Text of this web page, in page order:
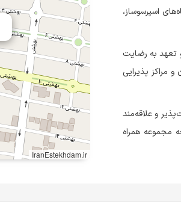
اسپرسوساز،
تعهد به رضایت
مراکز پذیرایی
و علاقه‌مند
مجموعه همراه
IranEstekhdam.ir